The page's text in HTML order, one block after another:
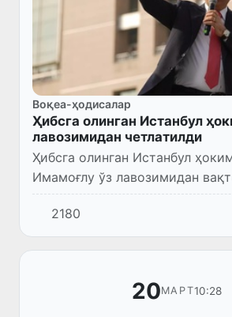
Воқеа-ҳодисалар
Ҳибсга олинган Истанбул
лавозимидан четлатилди
Ҳибсга олинган Истанбул
Имамоғлу ўз лавозимидан
четлатилди, дея хабар берди
ижтимоий тармоғида.
2180
20МАРТ10:28